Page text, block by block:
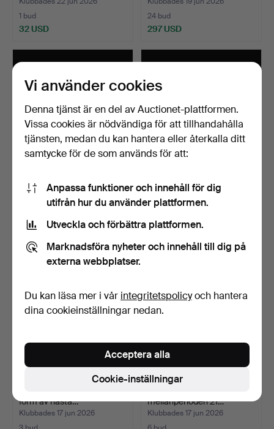
1 bud
32 USD
24 bud
297 USD
STORT UNGUENTARIUM i
glas, romerskt ca 0-3…
Klubbades 17 jun 2026
9 bud
SKULPTURFRAGMENT,
sannolikt från Venusskul…
Klubbades 17 jun 2026
17 bud
form av hästa…
Klubbades 17 jun 2026
mellanperioden 21…
Klubbades 17 jun 2026
Vi använder cookies
Denna tjänst är en del av Auctionet-plattformen.
Vissa cookies är nödvändiga för att tillhandahålla
tjänsten, medan du kan hantera eller återkalla ditt
samtycke för de som används för att:
Anpassa funktioner och innehåll för dig
utifrån hur du använder plattformen.
Utveckla och förbättra plattformen.
Marknadsföra nyheter och innehåll till dig på
externa webbplatser.
Du kan läsa mer i vår integritetspolicyoch hantera
dina cookieinställningar nedan.
Cookie-inställningar
Acceptera alla